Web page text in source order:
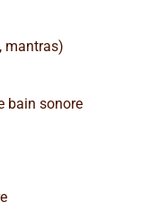
mantras)
bain sonore